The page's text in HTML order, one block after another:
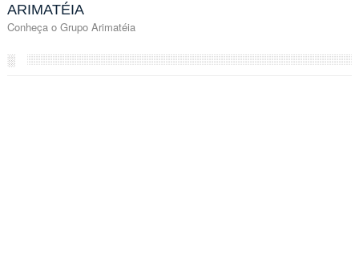
ARIMATÉIA
Conheça o Grupo Arimatéia
░